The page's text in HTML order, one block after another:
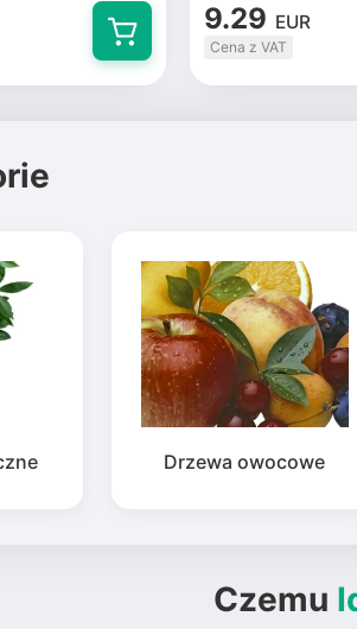
9.29 EUR
Cena z VAT
Drzewa owocowe
Czemu